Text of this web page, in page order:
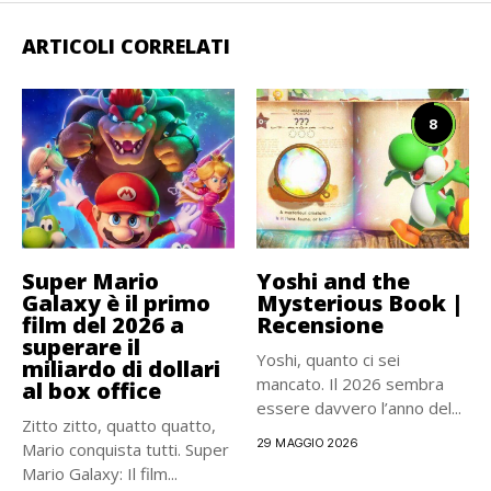
ARTICOLI CORRELATI
Super Mario
Galaxy è il primo
film del 2026 a
superare il
miliardo di dollari
al box office
Zitto zitto, quatto quatto,
Mario conquista tutti. Super
Mario Galaxy: Il film...
8
Yoshi and the
Mysterious Book |
Recensione
Yoshi, quanto ci sei
mancato. Il 2026 sembra
essere davvero l’anno del...
29 MAGGIO 2026